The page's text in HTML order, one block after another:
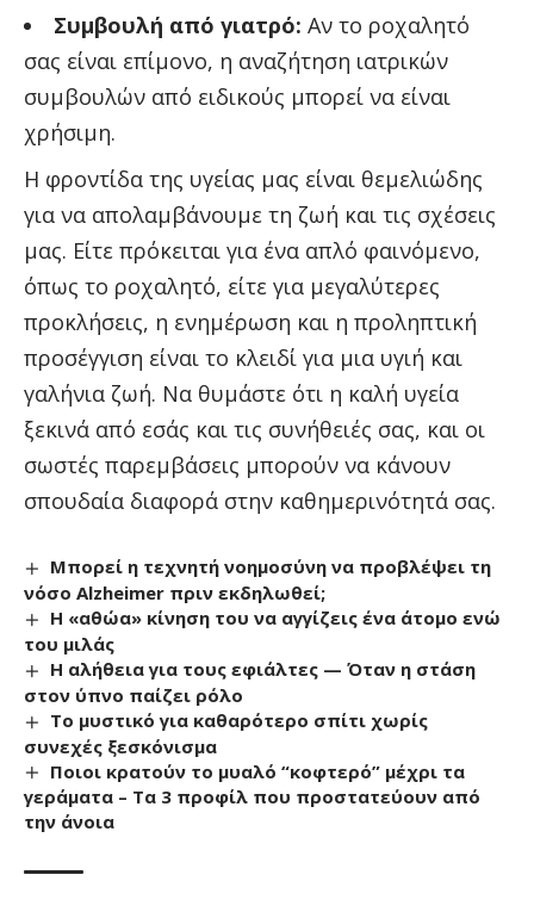
Συμβουλή από γιατρό: Αν το ροχαλητό
σας είναι επίμονο, η αναζήτηση ιατρικών
συμβουλών από ειδικούς μπορεί να είναι
χρήσιμη.
Η φροντίδα της υγείας μας είναι θεμελιώδης
για να απολαμβάνουμε τη ζωή και τις σχέσεις
μας. Είτε πρόκειται για ένα απλό φαινόμενο,
όπως το ροχαλητό, είτε για μεγαλύτερες
προκλήσεις, η ενημέρωση και η προληπτική
προσέγγιση είναι το κλειδί για μια υγιή και
γαλήνια ζωή. Να θυμάστε ότι η καλή υγεία
ξεκινά από εσάς και τις συνήθειές σας, και οι
σωστές παρεμβάσεις μπορούν να κάνουν
σπουδαία διαφορά στην καθημερινότητά σας.
Μπορεί η τεχνητή νοημοσύνη να προβλέψει τη
νόσο Alzheimer πριν εκδηλωθεί;
Η «αθώα» κίνηση του να αγγίζεις ένα άτομο ενώ
του μιλάς
Η αλήθεια για τους εφιάλτες — Όταν η στάση
στον ύπνο παίζει ρόλο
Το μυστικό για καθαρότερο σπίτι χωρίς
συνεχές ξεσκόνισμα
Ποιοι κρατούν το μυαλό “κοφτερό” μέχρι τα
γεράματα – Τα 3 προφίλ που προστατεύουν από
την άνοια